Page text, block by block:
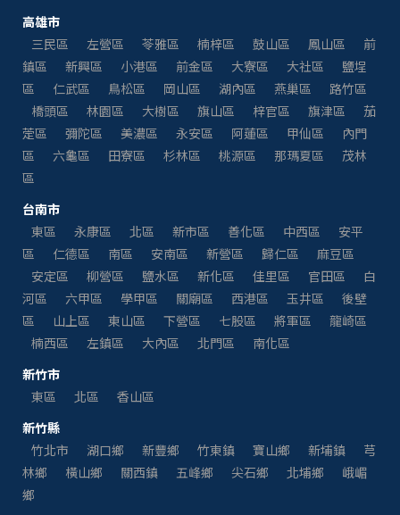
高雄市
三民區
左營區 苓雅區 楠梓區 鼓山區 鳳山區
前
鎮區
新興區 小港區 前金區 大寮區 大社區
鹽埕
區
仁武區 鳥松區 岡山區 湖內區 燕巢區
路竹區
橋頭區
林園區 大樹區 旗山區 梓官區 旗津區
茄
萣區
彌陀區 美濃區 永安區 阿蓮區 甲仙區
內門
區
六龜區 田寮區 杉林區 桃源區 那瑪夏區
茂林
區
台南市
東區
永康區 北區 新市區 善化區 中西區
安平
區
仁德區 南區 安南區 新營區 歸仁區
麻豆區
安定區
柳營區 鹽水區 新化區 佳里區 官田區
白
河區
六甲區 學甲區 關廟區 西港區 玉井區
後壁
區
山上區 東山區 下營區 七股區 將軍區
龍崎區
楠西區
左鎮區 大內區 北門區
南化區
新竹市
東區
北區
香山區
新竹縣
竹北市
湖口鄉 新豐鄉 竹東鎮 寶山鄉 新埔鎮
芎
林鄉
橫山鄉 關西鎮 五峰鄉 尖石鄉 北埔鄉
峨嵋
鄉